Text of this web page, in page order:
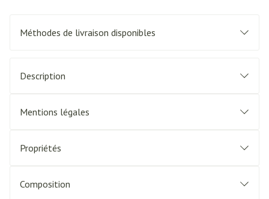
Méthodes de livraison disponibles
Description
Mentions légales
Propriétés
Composition